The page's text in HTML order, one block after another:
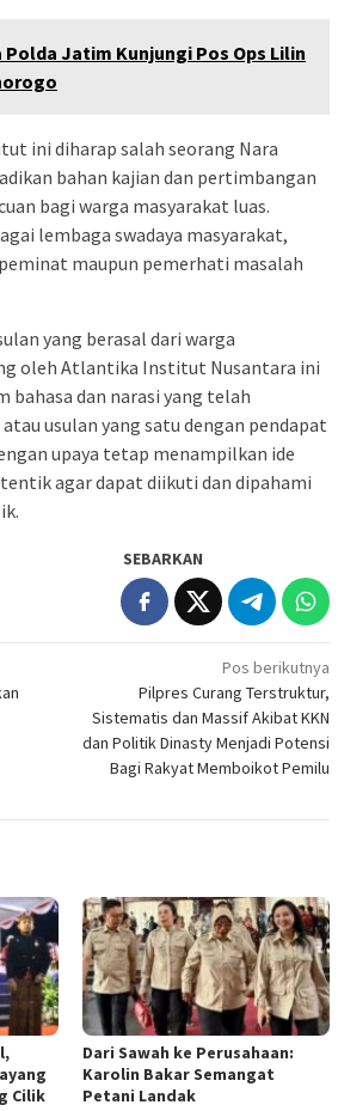
Polda Jatim Kunjungi Pos Ops Lilin
ini diharap salah seorang Nara
bahan kajian dan pertimbangan
bagi warga masyarakat luas.
lembaga swadaya masyarakat,
maupun pemerhati masalah
yang berasal dari warga
oleh Atlantika Institut Nusantara ini
bahasa dan narasi yang telah
usulan yang satu dengan pendapat
upaya tetap menampilkan ide
agar dapat diikuti dan dipahami
SEBARKAN
Pos berikutnya
Pilpres Curang Terstruktur,
Sistematis dan Massif Akibat KKN
dan Politik Dinasty Menjadi Potensi
Bagi Rakyat Memboikot Pemilu
Cilik
Dari Sawah ke Perusahaan:
Karolin Bakar Semangat
Petani Landak